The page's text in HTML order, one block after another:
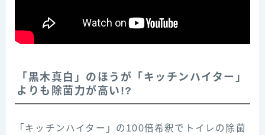
「黒木真白」のほうが「キッチンハイター」
よりも除菌力が高い!?
「キッチンハイター」の100倍希釈でトイレの除菌